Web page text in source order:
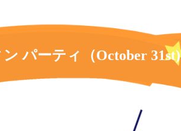
パーティ（October 31st)